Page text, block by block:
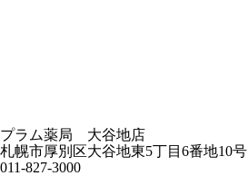
プラム薬局 大谷地店
札幌市厚別区大谷地東5丁目6番地10号
011-827-3000